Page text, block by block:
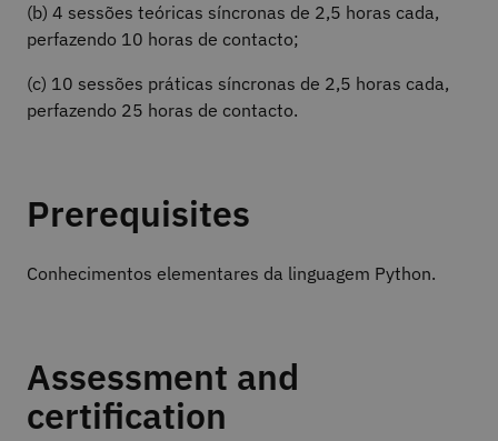
(b) 4 sessões teóricas síncronas de 2,5 horas cada,
perfazendo 10 horas de contacto;
(c) 10 sessões práticas síncronas de 2,5 horas cada,
perfazendo 25 horas de contacto.
Prerequisites
Conhecimentos elementares da linguagem Python.
Assessment and
certification